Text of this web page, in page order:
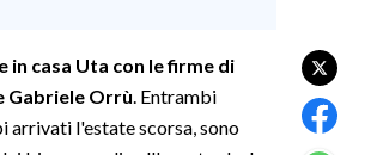
in casa Uta con le firme di
Gabriele Orrù . Entrambi
arrivati l'estate scorsa, sono